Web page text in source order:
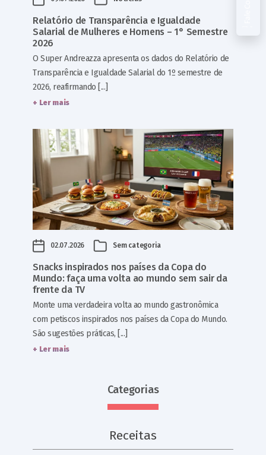
Relatório de Transparência e Igualdade
Salarial de Mulheres e Homens – 1° Semestre
2026
O Super Andreazza apresenta os dados do Relatório de
Transparência e Igualdade Salarial do 1º semestre de
2026, reafirmando [...]
+ Ler mais
02.07.2026 Sem categoria
Snacks inspirados nos países da Copa do
Mundo: faça uma volta ao mundo sem sair da
frente da TV
Monte uma verdadeira volta ao mundo gastronômica
com petiscos inspirados nos países da Copa do Mundo.
São sugestões práticas, [...]
+ Ler mais
Categorias
Receitas